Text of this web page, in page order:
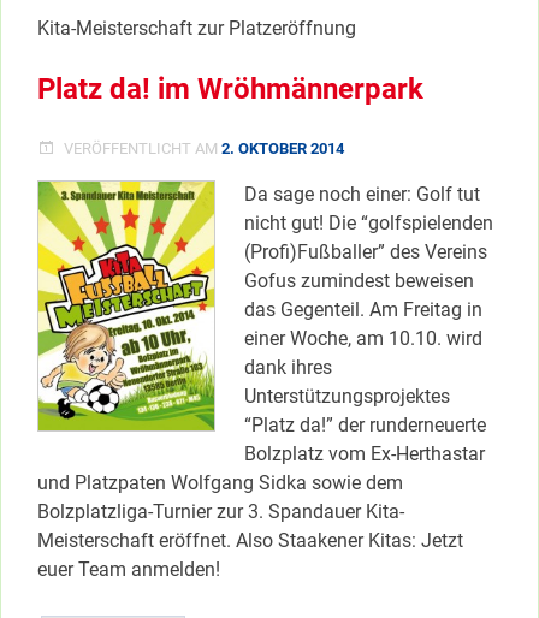
Kita-Meisterschaft zur Platzeröffnung
Platz da! im Wröhmännerpark
VERÖFFENTLICHT AM 2. OKTOBER 2014
Da sage noch einer: Golf tut
nicht gut! Die “golfspielenden
(Profi)Fußballer” des Vereins
Gofus zumindest beweisen
das Gegenteil. Am Freitag in
einer Woche, am 10.10. wird
dank ihres
Unterstützungsprojektes
“Platz da!” der runderneuerte
Bolzplatz vom Ex-Herthastar
und Platzpaten Wolfgang Sidka sowie dem
Bolzplatzliga-Turnier zur 3. Spandauer Kita-
Meisterschaft eröffnet. Also Staakener Kitas: Jetzt
euer Team anmelden!